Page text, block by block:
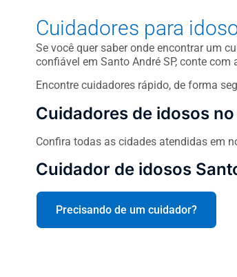
Cuidadores para
Se você quer saber onde encontrar um
confiável em Santo André SP, conte com
Encontre cuidadores rápido, de forma
Cuidadores de idosos
Confira todas as cidades atendidas em
Cuidador de idosos
Precisando de um cuidador?